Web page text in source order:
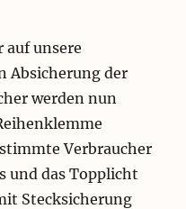
auf unsere
Absicherung der
werden nun
Verbraucher
und das Topplicht
Stecksicherung